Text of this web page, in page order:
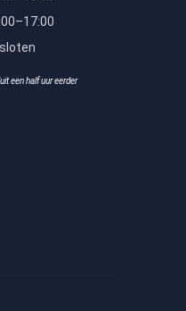
een half uur eerder